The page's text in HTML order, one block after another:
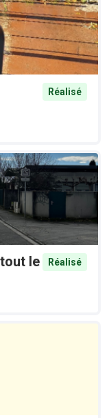
Réalisé
le
Réalisé